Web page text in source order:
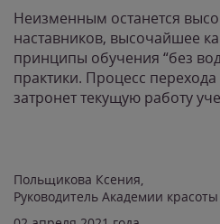
Неизменным останется
наставников, высочайшее
принципы обучения “без
практики. Процесс
затронет текущую работу
Польщикова Ксения,
Руководитель Академии